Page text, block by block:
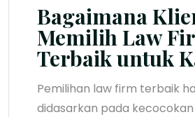
Bagaimana
Memilih Law
Terbaik untuk
Pemilihan law firm terbaik
didasarkan pada